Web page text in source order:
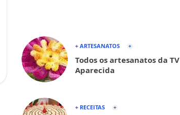
+ ARTESANATOS
Todos os artesanatos da TV
Aparecida
+ RECEITAS